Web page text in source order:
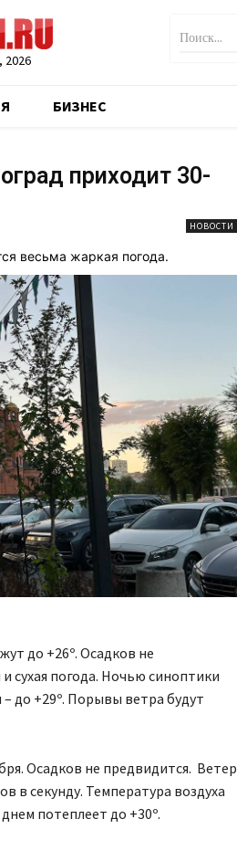
2026
Поиск...
БИЗНЕС
приходит 30-
НОВОСТИ
весьма жаркая погода.
до +26º. Осадков не
сухая погода. Ночью синоптики
до +29º. Порывы ветра будут
Осадков не предвидится. Ветер
в секунду. Температура воздуха
потеплеет до +30º.